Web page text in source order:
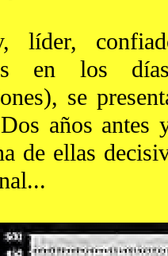
líder,
en los
se
años antes
de ellas